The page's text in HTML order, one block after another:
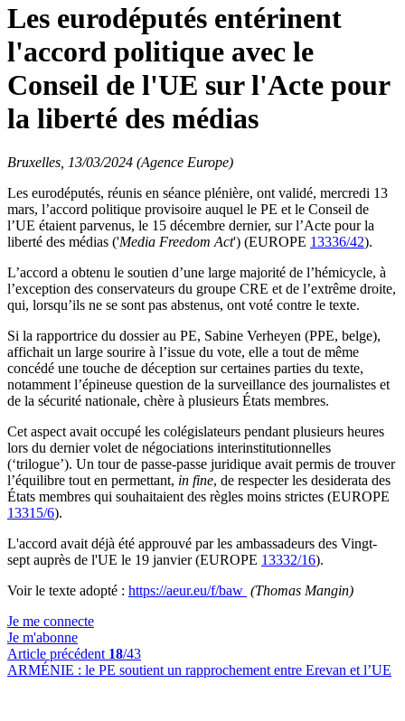
Les eurodéputés entérinent
l'accord politique avec le
Conseil de l'UE sur l'Acte pour
la liberté des médias
Bruxelles, 13/03/2024 (Agence Europe)
Les eurodéputés, réunis en séance plénière, ont validé, mercredi 13
mars, l’accord politique provisoire auquel le PE et le Conseil de
l’UE étaient parvenus, le 15 décembre dernier, sur l’Acte pour la
liberté des médias ('Media Freedom Act') (EUROPE 13336/42).
L’accord a obtenu le soutien d’une large majorité de l’hémicycle, à
l’exception des conservateurs du groupe CRE et de l’extrême droite,
qui, lorsqu’ils ne se sont pas abstenus, ont voté contre le texte.
Si la rapportrice du dossier au PE, Sabine Verheyen (PPE, belge),
affichait un large sourire à l’issue du vote, elle a tout de même
concédé une touche de déception sur certaines parties du texte,
notamment l’épineuse question de la surveillance des journalistes et
de la sécurité nationale, chère à plusieurs États membres.
Cet aspect avait occupé les colégislateurs pendant plusieurs heures
lors du dernier volet de négociations interinstitutionnelles
(‘trilogue’). Un tour de passe-passe juridique avait permis de trouver
l’équilibre tout en permettant, in fine, de respecter les desiderata des
États membres qui souhaitaient des règles moins strictes (EUROPE
13315/6).
L'accord avait déjà été approuvé par les ambassadeurs des Vingt-
sept auprès de l'UE le 19 janvier (EUROPE 13332/16).
Voir le texte adopté : https://aeur.eu/f/baw (Thomas Mangin)
Je me connecte
Je m'abonne
Article précédent 18/43
ARMÉNIE : le PE soutient un rapprochement entre Erevan et l’UE